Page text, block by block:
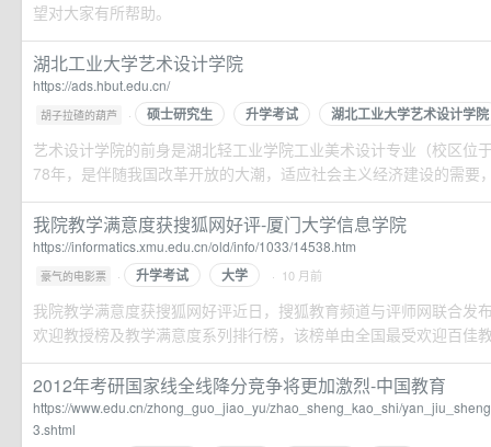
望对大家有所帮助。
湖北工业大学艺术设计学院
https://ads.hbut.edu.cn/
胡子拉碴的葫芦 · 硕士研究生 升学考试 湖北工业大学艺术设计学院
艺术设计学院的前身是湖北轻工业学院工业美术设计专业（校区位
78年，是伴随我国改革开放的大潮，适应社会主义经济建设的需要
我院教学满意度获搜狐网好评-厦门大学信息学院
https://informatics.xmu.edu.cn/old/info/1033/14538.htm
豪气的电影票 · 升学考试 大学 · 10 月前
我院教学满意度获搜狐网好评近日，搜狐教育频道与评师网联合发
欢迎教授榜及教学满意度系列排行榜，该榜单由全国最受欢迎百佳
2012年考研国家线全线降分竞争将更加激烈-中国教育
https://www.edu.cn/zhong_guo_jiao_yu/zhao_sheng_kao_shi/
3.shtml